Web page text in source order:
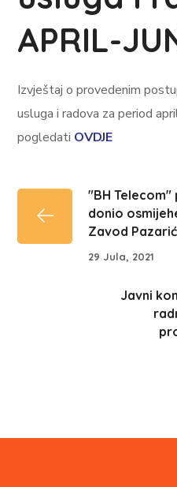
APRIL-
Izvještaj o provedenim
usluga i radova za period
pogledati OVDJE
"BH Telecom"
donio
Zavod Pazarić
29 Jula, 2021
Javni